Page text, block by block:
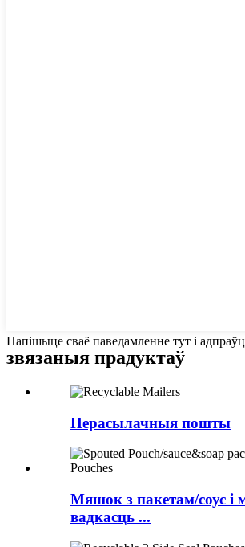
Напішыце сваё паведамленне тут і
звязаныя прадуктаў
Перасылачныя пошты
Мяшок з пакетам/соус і
вадкасць ...